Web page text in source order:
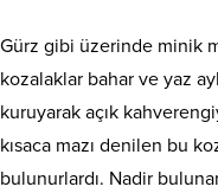
Gürz gibi üzerinde minik
kozalaklar bahar ve yaz
kuruyarak açık
kısaca mazı denilen bu
bulunurlardı. Nadir